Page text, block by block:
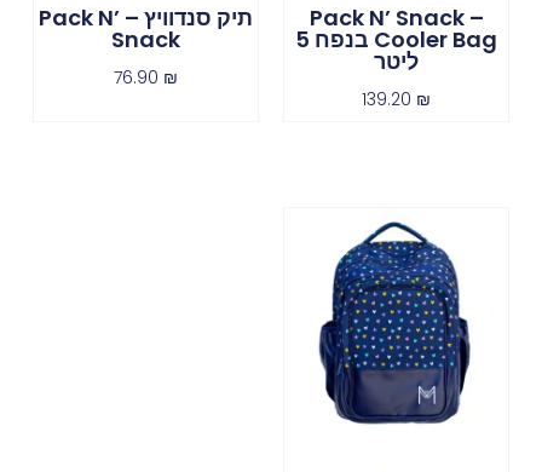
Pack N’ Snack –
Cooler Bag בנפח 5
ליטר
139.20 ₪
תיק סנדוויץ – Pack N’
Snack
76.90 ₪